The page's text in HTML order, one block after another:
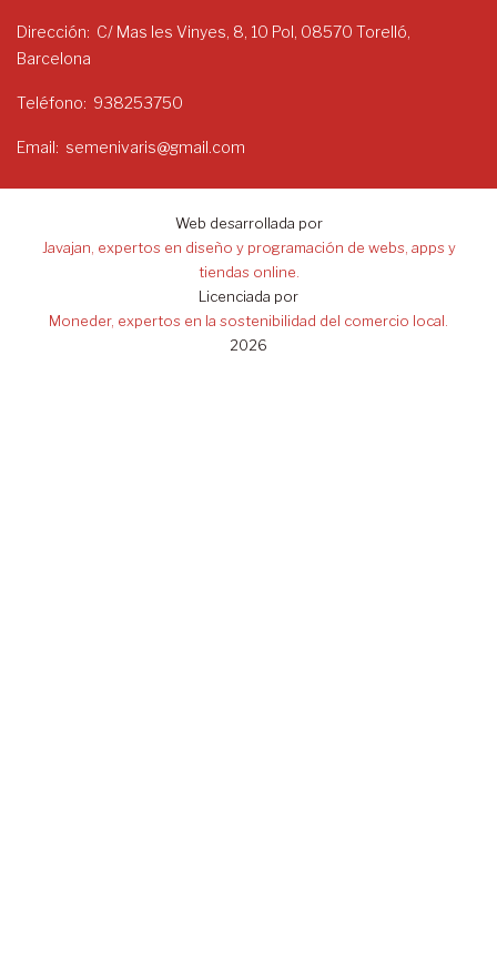
Dirección
C/ Mas les Vinyes, 8, 10 Pol, 08570 Torelló,
Barcelona
Teléfono 938253750
Email semenivaris@gmail.com
Web desarrollada por
Javajan, expertos en diseño y programación de webs, apps y
tiendas online.
Licenciada por
Moneder, expertos en la sostenibilidad del comercio local.
2026